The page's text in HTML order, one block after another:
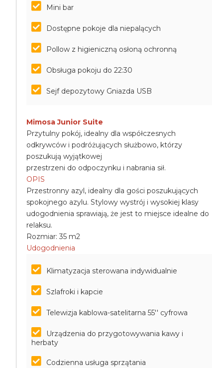
Mini bar
Dostępne pokoje dla niepalących
Pollow z higieniczną osłoną ochronną
Obsługa pokoju do 22:30
Sejf depozytowy Gniazda USB
Mimosa Junior Suite
Przytulny pokój, idealny dla współczesnych
odkrywców i podróżujących służbowo, którzy
poszukują wyjątkowej
przestrzeni do odpoczynku i nabrania sił.
OPIS
Przestronny azyl, idealny dla gości poszukujących
spokojnego azylu. Stylowy wystrój i wysokiej klasy
udogodnienia sprawiają, że jest to miejsce idealne do
relaksu.
Rozmiar: 35 m2
Udogodnienia
Klimatyzacja sterowana indywidualnie
Szlafroki i kapcie
Telewizja kablowa-satelitarna 55'' cyfrowa
Urządzenia do przygotowywania kawy i
herbaty
Codzienna usługa sprzątania